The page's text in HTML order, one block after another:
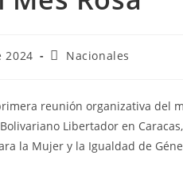
2024 Nacionales
reunión organizativa del
Libertador en
la Mujer y la Igualdad de